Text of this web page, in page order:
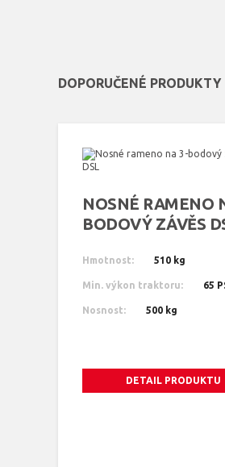
DOPORUČENÉ PRODUKTY
NOSNÉ RAMENO
BODOVÝ ZÁVĚS
Hmotnost: 510 kg
Min. výkon traktoru: 65
Nosnost: 500 kg
DETAIL PRODUKTU